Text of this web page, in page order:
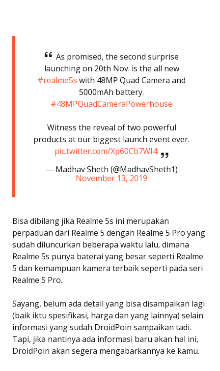
As promised, the second surprise
launching on 20th Nov. is the all new
#realme5s with 48MP Quad Camera and
5000mAh battery.
#48MPQuadCameraPowerhouse
Witness the reveal of two powerful
products at our biggest launch event ever.
pic.twitter.com/Xp60Cb7WI4
— Madhav Sheth (@MadhavSheth1)
November 13, 2019
Bisa dibilang jika Realme 5s ini merupakan
perpaduan dari Realme 5 dengan Realme 5 Pro yang
sudah diluncurkan beberapa waktu lalu, dimana
Realme 5s punya baterai yang besar seperti Realme
5 dan kemampuan kamera terbaik seperti pada seri
Realme 5 Pro.
Sayang, belum ada detail yang bisa disampaikan lagi
(baik iktu spesifikasi, harga dan yang lainnya) selain
informasi yang sudah DroidPoin sampaikan tadi.
Tapi, jika nantinya ada informasi baru akan hal ini,
DroidPoin akan segera mengabarkannya ke kamu.